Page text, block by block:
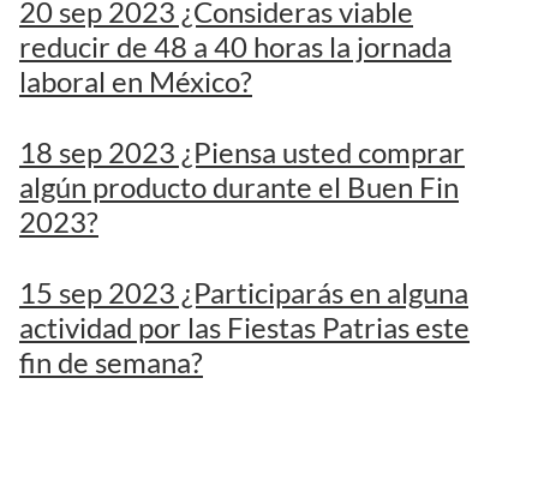
20 sep 2023 ¿Consideras viable
reducir de 48 a 40 horas la jornada
laboral en México?
18 sep 2023 ¿Piensa usted comprar
algún producto durante el Buen Fin
2023?
15 sep 2023 ¿Participarás en alguna
actividad por las Fiestas Patrias este
fin de semana?